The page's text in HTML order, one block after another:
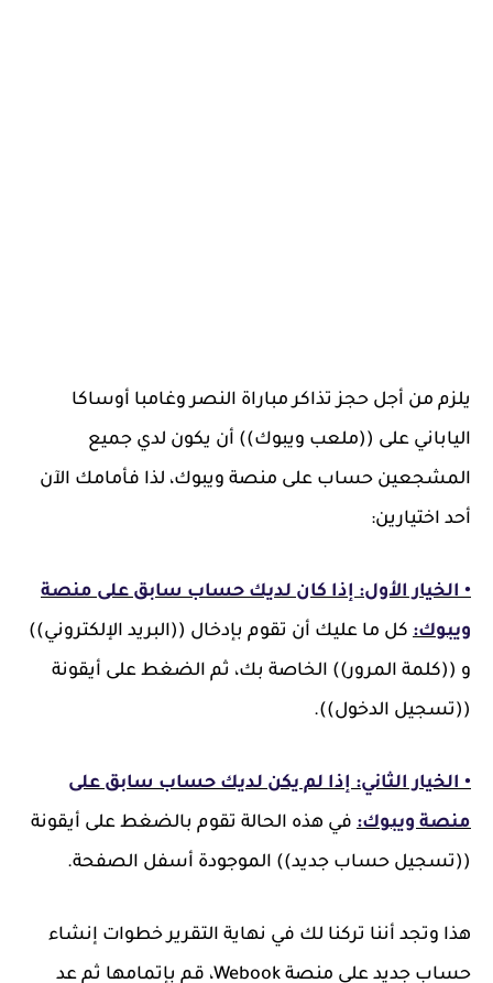
يلزم من أجل حجز تذاكر مباراة النصر وغامبا أوساكا
الياباني على ((ملعب ويبوك)) أن يكون لدي جميع
المشجعين حساب على منصة ويبوك، لذا فأمامك الآن
أحد اختيارين:
• الخيار الأول: إذا كان لديك حساب سابق على منصة
ويبوك: كل ما عليك أن تقوم بإدخال ((البريد الإلكتروني))
و ((كلمة المرور)) الخاصة بك، ثم الضغط على أيقونة
((تسجيل الدخول)).
• الخيار الثاني: إذا لم يكن لديك حساب سابق على
منصة ويبوك: في هذه الحالة تقوم بالضغط على أيقونة
((تسجيل حساب جديد)) الموجودة أسفل الصفحة.
هذا وتجد أننا تركنا لك في نهاية التقرير خطوات إنشاء
حساب جديد على منصة Webook، قم بإتمامها ثم عد